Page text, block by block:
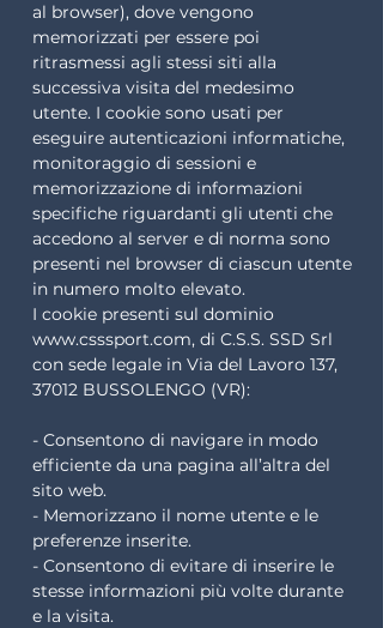
al browser), dove vengono
memorizzati per essere poi
ritrasmessi agli stessi siti alla
successiva visita del medesimo
utente. I cookie sono usati per
eseguire autenticazioni informatiche,
monitoraggio di sessioni e
memorizzazione di informazioni
specifiche riguardanti gli utenti che
accedono al server e di norma sono
presenti nel browser di ciascun utente
in numero molto elevato.
I cookie presenti sul dominio
www.csssport.com, di C.S.S. SSD Srl
con sede legale in Via del Lavoro 137,
37012 BUSSOLENGO (VR):
- Consentono di navigare in modo
efficiente da una pagina all’altra del
sito web.
- Memorizzano il nome utente e le
preferenze inserite.
- Consentono di evitare di inserire le
stesse informazioni più volte durante
e la visita.